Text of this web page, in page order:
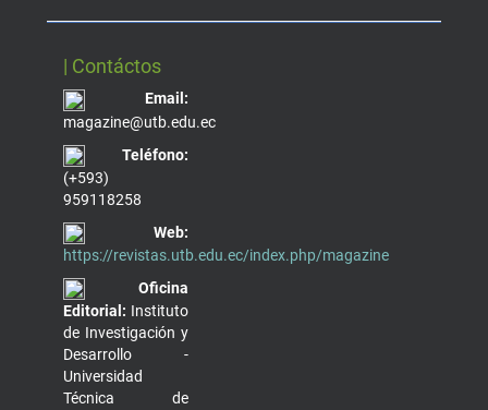
| Contáctos
Email:
magazine@utb.edu.ec
Teléfono:
(+593)
959118258
Web:
https://revistas.utb.edu.ec/index.php/magazine
Oficina
Editorial: Instituto
de Investigación y
Desarrollo -
Universidad
Técnica de